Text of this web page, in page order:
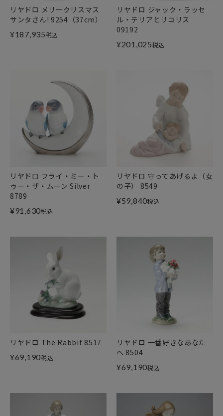
リヤドロ メリークリスマス
サンタさん! 9254（37cm）
¥187,935税込
リヤドロ ジャック・ラッセ
ル・テリアとリコリス
09192
¥201,025税込
リヤドロ フライ・ミー・ト
ゥー・ザ・ムーン Silver
8789
¥91,630税込
リヤドロ 守ってあげるよ（女
の子） 8549
¥59,840税込
リヤドロ The Rabbit 8517
¥69,190税込
リヤドロ 一番好きなあなた
へ 8504
¥69,190税込